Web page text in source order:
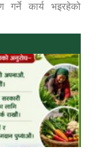
जुम्लाकाे सुचना
एकाई जुम्लाको सुचना
कार्य भइरहेको